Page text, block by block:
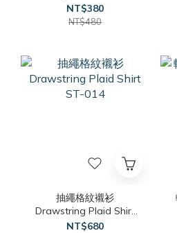
NT$380
NT$480
抽繩格紋襯衫
Drawstring Plaid Shirt
ST-014
NT$680